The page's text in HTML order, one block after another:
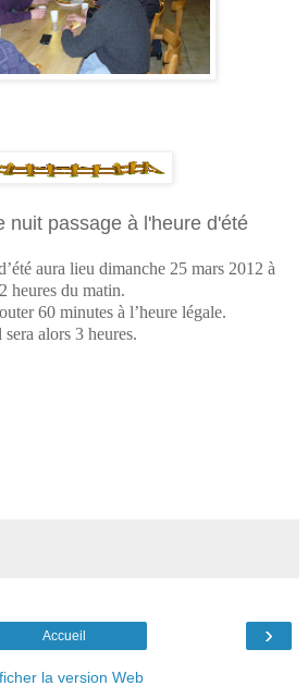
nuit passage à l'heure d'été
aura lieu dimanche 25 mars 2012 à
2 heures du matin.
60 minutes à l’heure légale.
sera alors 3 heures.
›
Accueil
la version Web